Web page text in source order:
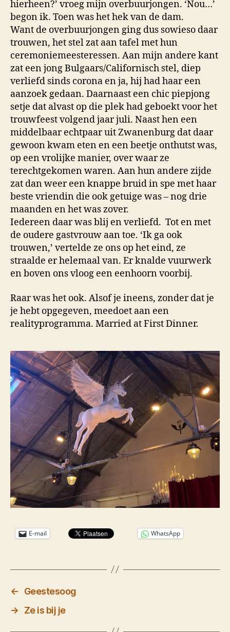
hierheen?’ vroeg mijn overbuurjongen. ‘Nou…’
begon ik. Toen was het hek van de dam.
Want de overbuurjongen ging dus sowieso daar
trouwen, het stel zat aan tafel met hun
ceremoniemeesteressen. Aan mijn andere kant
zat een jong Bulgaars/Californisch stel, diep
verliefd sinds corona en ja, hij had haar een
aanzoek gedaan. Daarnaast een chic piepjong
setje dat alvast op die plek had geboekt voor het
trouwfeest volgend jaar juli. Naast hen een
middelbaar echtpaar uit Zwanenburg dat daar
gewoon kwam eten en een beetje onthutst was,
op een vrolijke manier, over waar ze
terechtgekomen waren. Aan hun andere zijde
zat dan weer een knappe bruid in spe met haar
beste vriendin die ook getuige was – nog drie
maanden en het was zover.
Iedereen daar was blij en verliefd. Tot en met
de oudere gastvrouw aan toe. ‘Ik ga ook
trouwen,’ vertelde ze ons op het eind, ze
straalde er helemaal van. Er knalde vuurwerk
en boven ons vloog een eenhoorn voorbij.
Raar was het ook. Alsof je ineens, zonder dat je
je hebt opgegeven, meedoet aan een
realityprogramma. Married at First Dinner.
E-mail WhatsApp
←
Geestesoog
→
Ze is bij je